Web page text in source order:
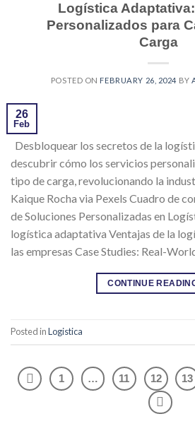
Logística
Personalizados para
Carga
POSTED ON FEBRUARY 26, 2024 BY
26
Feb
Desbloquear los secretos de la
descubrir cómo los servicios
tipo de carga, revolucionando la
Kaique Rocha via Pexels Cuadro de
de Soluciones Personalizadas en
logística adaptativa Ventajas de la
las empresas Case Studies: Real-
CONTINUE
Posted inLogistica
1 … 11 12 13